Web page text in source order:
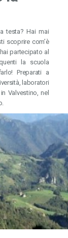
testa? Hai mai
scoprire com’è
partecipato al
la scuola
Preparati a
laboratori
Valvestino, nel